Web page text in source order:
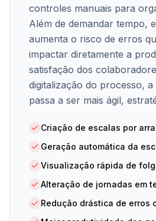
controles manuais para
Além de demandar tempo,
aumenta o risco de erros
impactar diretamente a
satisfação dos
digitalização do processo, a
passa a ser mais ágil,
Criação de escalas por
Geração automática da
Visualização rápida de
Alteração de jornadas em
Redução drástica de erros